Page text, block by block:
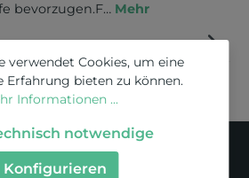
bevorzugen.F… Mehr
jetzt unseren regelmäßig
verwendet Cookies, um eine
Erfahrung bieten zu können.
Informationen ...
notwendige
Konfigurieren